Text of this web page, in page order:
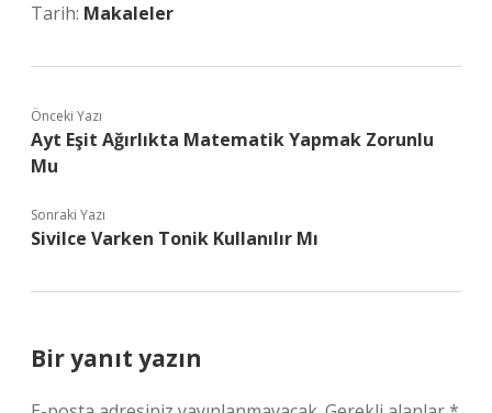
Tarih: Makaleler
Önceki Yazı
Ayt Eşit Ağırlıkta Matematik Yapmak Zorunlu
Mu
Sonraki Yazı
Sivilce Varken Tonik Kullanılır Mı
Bir yanıt yazın